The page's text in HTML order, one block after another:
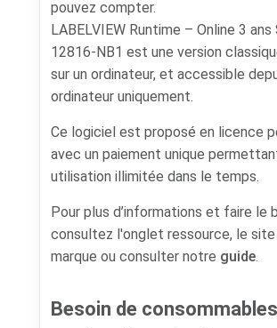
pouvez compter.
LABELVIEW Runtime – Online 3 ans
12816-NB1 est une version
sur un ordinateur, et accessible
ordinateur uniquement.
Ce logiciel est proposé en licence
avec un paiement unique
utilisation illimitée dans le temps.
Pour plus d’informations et faire le
consultez l'onglet ressource, le
marque ou consulter notre guide.
Besoin de